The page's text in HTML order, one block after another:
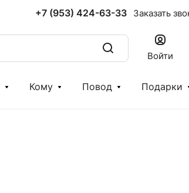
+7 (953) 424-63-33 Заказать
Войти
Кому Повод Подарки